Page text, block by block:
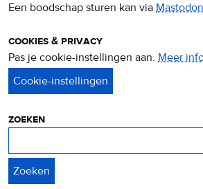
Een boodschap sturen kan via Mastodon
cookies & privacy
Pas je cookie-instellingen aan. Meer
zoeken